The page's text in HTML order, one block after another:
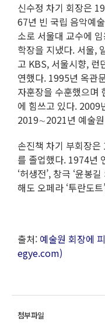
신수정 차기 회장은
67년 빈 국립 음악예
소로 서울대 교수에
학장을 지냈다. 서울,
고 KBS, 서울시향, 런
연했다. 1995년 옥관
자훈장을 수훈했으며
에 힘쓰고 있다. 2009
2019∼2021년 예술
손진책 차기 부회장
를 졸업했다. 1974년
‘허생전’, 창극 ‘윤봉
해도 오페라 ‘투란도
출처: 예술원 회장에
egye.com)